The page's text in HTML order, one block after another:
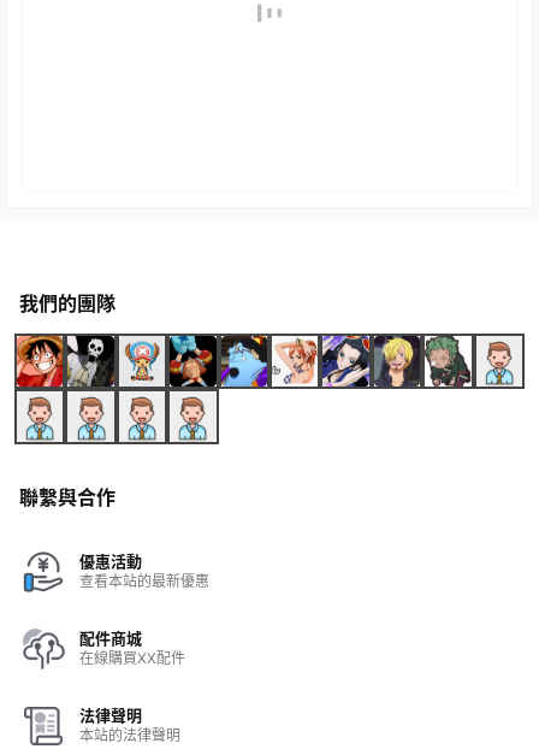
我們的團隊
聯繫與合作
優惠活動
查看本站的最新優惠
配件商城
在線購買XX配件
法律聲明
本站的法律聲明